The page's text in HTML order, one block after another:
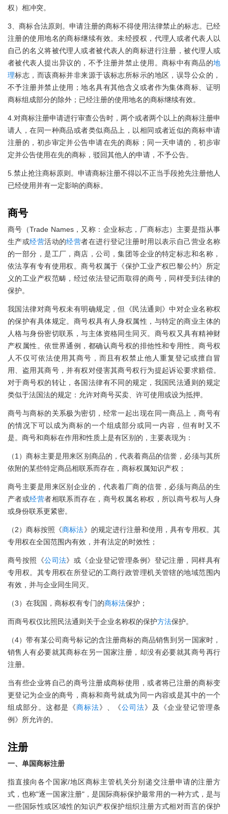
权）相冲突。
3、商标合法原则。申请注册的商标不得使用法律禁止的标志。已经
注册的使用地名的商标继续有效。未经授权，代理人或者代表人以
自己的名义将被代理人或者被代表人的商标进行注册，被代理人或
者被代表人提出异议的，不予注册并禁止使用。商标中有商品的地
理标志，而该商标并非来源于该标志所标示的地区，误导公众的，
不予注册并禁止使用；地名具有其他含义或者作为集体商标、证明
商标组成部分的除外；已经注册的使用地名的商标继续有效。
4.对商标注册申请进行审查公告时，两个或者两个以上的商标注册申
请人，在同一种商品或者类似商品上，以相同或者近似的商标申请
注册的，初步审定并公告申请在先的商标；同一天申请的，初步审
定并公告使用在先的商标，驳回其他人的申请，不予公告。
5.禁止抢注商标原则。申请商标注册不得以不正当手段抢先注册他人
已经使用并有一定影响的商标。
商号
商号（Trade Names，又称：企业标志，厂商标志）主要是指从事
生产或经营活动的经营者在进行登记注册时用以表示自己营业名称
的一部分，是工厂，商店，公司，集团等企业的特定标志和名称，
依法享有专有使用权。商号权属于《保护工业产权巴黎公约》所定
义的工业产权范畴，经过依法登记而取得的商号，同样受到法律的
保护。
我国法律对商号权未有明确规定，但《民法通则》中对企业名称权
的保护有具体规定。商号权具有人身权属性，与特定的商业主体的
人格与身份密切联系，与主体资格同生同灭。商号权又具有精神财
产权属性。依世界通例，都确认商号权的排他性和专用性。商号权
人不仅可依法使用其商号，而且有权禁止他人重复登记或擅自冒
用、盗用其商号，并有权对侵害其商号权行为提起诉讼要求赔偿。
对于商号权的转让，各国法律有不同的规定，我国民法通则的规定
类似于法国法的规定：允许对商号买卖、许可使用或设为抵押。
商号与商标的关系极为密切，经常一起出现在同一商品上，商号有
的情况下可以成为商标的一个组成部分或同一内容，但有时又不
是。商号和商标在作用和性质上是有区别的，主要表现为：
（1）商标主要是用来区别商品的，代表着商品的信誉，必须与其所
依附的某些特定商品相联系而存在，商标权属知识产权；
商号主要是用来区别企业的，代表着厂商的信誉，必须与商品的生
产者或经营者相联系而存在，商号权属名称权，所以商号权与人身
或身份联系更紧密。
（2）商标按照《商标法》的规定进行注册和使用，具有专用权。其
专用权在全国范围内有效，并有法定的时效性；
商号按照《公司法》或《企业登记管理条例》登记注册，同样具有
专用权。其专用权在所登记的工商行政管理机关管辖的地域范围内
有效，并与企业同生同灭。
（3）在我国，商标权有专门的商标法保护；
而商号权仅比照民法通则关于企业名称权的保护方法保护。
（4）带有某公司商号标记的含注册商标的商品销售到另一国家时，
销售人有必要就其商标在另一国家注册，却没有必要就其商号再行
注册。
当有些企业将自己的商号注册成商标使用，或者将已注册的商标变
更登记为企业的商号，商标和商号就成为同一内容或是其中的一个
组成部分。这都是《商标法》、《公司法》及《企业登记管理条
例》所允许的。
注册
一、单国商标注册
指直接向各个国家/地区商标主管机关分别递交注册申请的注册方
式，也称"逐一国家注册"，是国际商标保护最常用的一种方式，是与
一些国际性或区域性的知识产权保护组织注册方式相对而言的保护